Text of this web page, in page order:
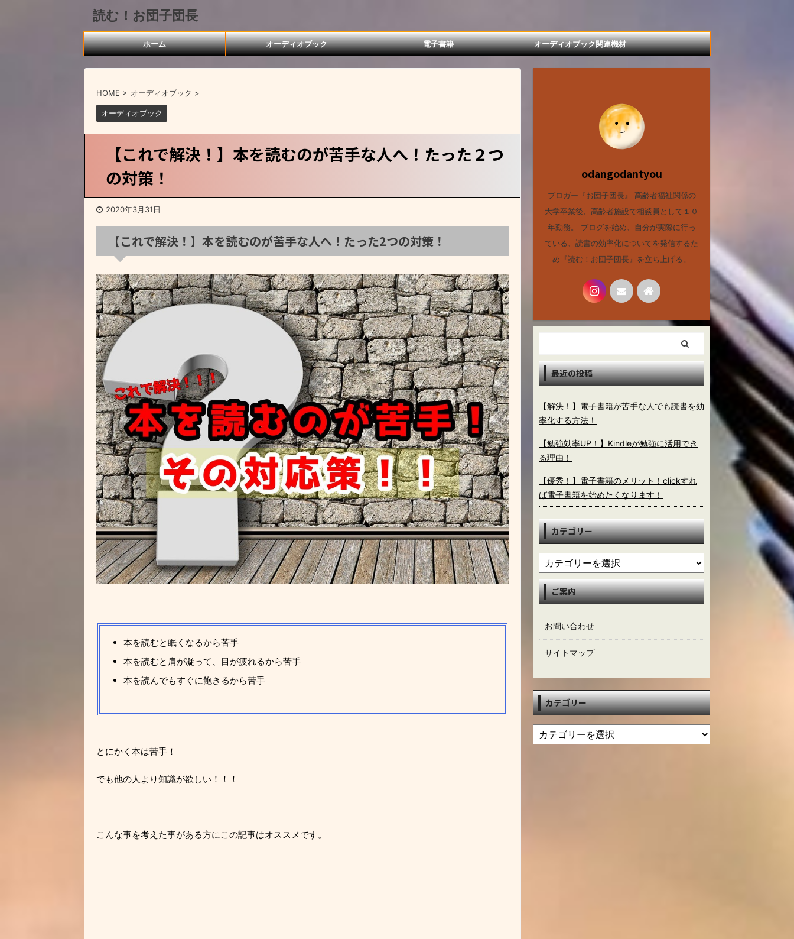
読む！お団子団長
ホーム オーディオブック 電子書籍 オーディオブック関連機材
HOME > オーディオブック >
オーディオブック
【これで解決！】本を読むのが苦手な人へ！たった２つ
の対策！
2020年3月31日
【これで解決！】本を読むのが苦手な人へ！たった2つの対策！
本を読むと眠くなるから苦手
本を読むと肩が凝って、目が疲れるから苦手
本を読んでもすぐに飽きるから苦手
とにかく本は苦手！
でも他の人より知識が欲しい！！！
こんな事を考えた事がある方にこの記事はオススメです。
odangodantyou
ブロガー『お団子団長』 高齢者福祉関係の
大学卒業後、高齢者施設で相談員として１０
年勤務。 ブログを始め、自分が実際に行っ
ている、読書の効率化についてを発信するた
め『読む！お団子団長』を立ち上げる。
最近の投稿
【解決！】電子書籍が苦手な人でも読書を効
率化する方法！
【勉強効率UP！】Kindleが勉強に活用でき
る理由！
【優秀！】電子書籍のメリット！clickすれ
ば電子書籍を始めたくなります！
カテゴリー
ご案内
お問い合わせ
サイトマップ
カテゴリー